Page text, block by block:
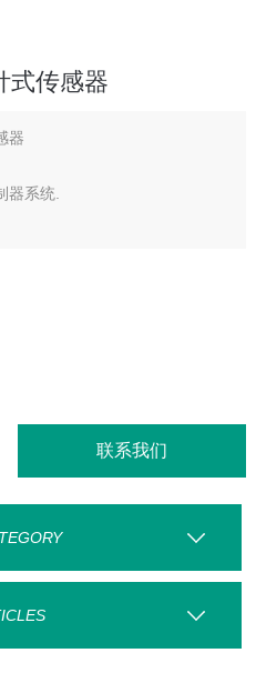
式传感器
器
器系统.
联系我们